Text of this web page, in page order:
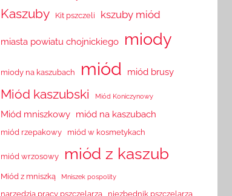
Kaszuby Kit pszczeli kszuby miód
miasta powiatu chojnickiego miody
miody na kaszubach miód miód brusy
Miód kaszubski Miód Koniczynowy
Miód mniszkowy miód na kaszubach
miód rzepakowy miód w kosmetykach
miód wrzosowy miód z kaszub
Miód z mniszką Mniszek pospolity
narzędzia pracy pszczelarza niezbędnik pszczelarza